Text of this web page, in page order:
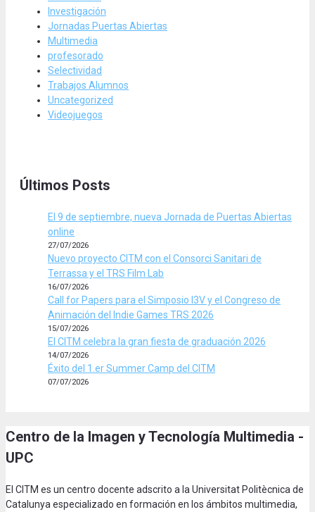
Investigación
Jornadas Puertas Abiertas
Multimedia
profesorado
Selectividad
Trabajos Alumnos
Uncategorized
Videojuegos
Últimos Posts
El 9 de septiembre, nueva Jornada de Puertas Abiertas
online
27/07/2026
Nuevo proyecto CITM con el Consorci Sanitari de
Terrassa y el TRS Film Lab
16/07/2026
Call for Papers para el Simposio I3V y el Congreso de
Animación del Indie Games TRS 2026
15/07/2026
El CITM celebra la gran fiesta de graduación 2026
14/07/2026
Éxito del 1.er Summer Camp del CITM
07/07/2026
Centro de la Imagen y Tecnología Multimedia -
UPC
El CITM es un centro docente adscrito a la Universitat Politècnica de
Catalunya especializado en formación en los ámbitos multimedia,